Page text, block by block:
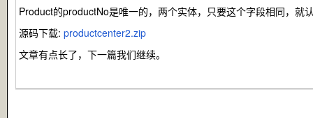
Product的productNo是唯一的，两个实体，只要这个字段相同，就
源码下载: productcenter2.zip
文章有点长了，下一篇我们继续。